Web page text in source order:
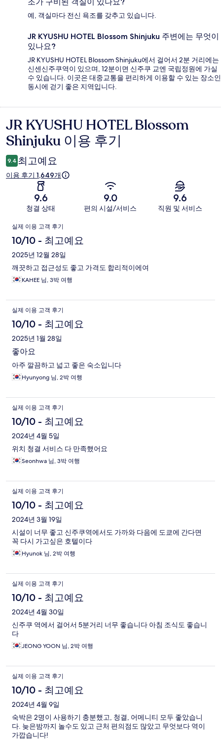
예, 객실마다 전신 욕조를 갖추고 있습니다.
JR KYUSHU HOTEL Blossom Shinjuku 주변에는 무엇이
있나요?
JR KYUSHU HOTEL Blossom Shinjuku에서 걸어서 2분 거리에는
신센신주쿠역이 있으며, 12분이면 신주쿠 교엔 국립정원에 가실
수 있습니다. 이곳은 대중교통을 편리하게 이용할 수 있는 장소인
동시에 걷기 좋은 지역입니다.
이
용
후
기
JR KYUSHU HOTEL Blossom
Shinjuku 이용 후기
9.4 최고예요
이용 후기 1,649개
9.6
청결 상태
9.0
편의 시설/서비스
9.6
직원 및 서비스
이
용
후
기
실제 이용 고객 후기
10/10 - 최고예요
2025년 12월 28일
깨끗하고 접근성도 좋고 가격도 합리적이에여
KAHEE 님, 3박 여행
실제 이용 고객 후기
10/10 - 최고예요
2025년 1월 28일
좋아요
아주 깔끔하고 넓고 좋은 숙소입니다
Hyunyong 님, 2박 여행
실제 이용 고객 후기
10/10 - 최고예요
2024년 4월 5일
위치 청결 서비스 다 만족했어요
Seonhwa 님, 3박 여행
실제 이용 고객 후기
10/10 - 최고예요
2024년 3월 19일
시설이 너무 좋고 신주쿠역에서도 가까와 다음에 도쿄에 간다면
꼭 다시 가고싶은 호텔이다
Hyunok 님, 2박 여행
실제 이용 고객 후기
10/10 - 최고예요
2024년 4월 30일
신주쿠 역에서 걸어서 5분거리 너무 좋습니다 아침 조식도 좋습니
다
JEONG YOON 님, 2박 여행
실제 이용 고객 후기
10/10 - 최고예요
2024년 4월 9일
숙박은 2명이 사용하기 충분했고, 청결, 어메니티 모두 좋았습니
다. 늦은밤까지 놀수도 있고 근처 편의점도 많았고 무엇보다 역이
가깝습니다!